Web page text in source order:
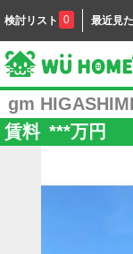
検討リスト 0 最近見
gm
賃料 ***万円